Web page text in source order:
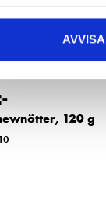
AVVISA
120 g